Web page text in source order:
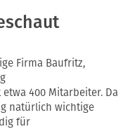
Firma Baufritz,
400 Mitarbeiter. Da
natürlich wichtige
für